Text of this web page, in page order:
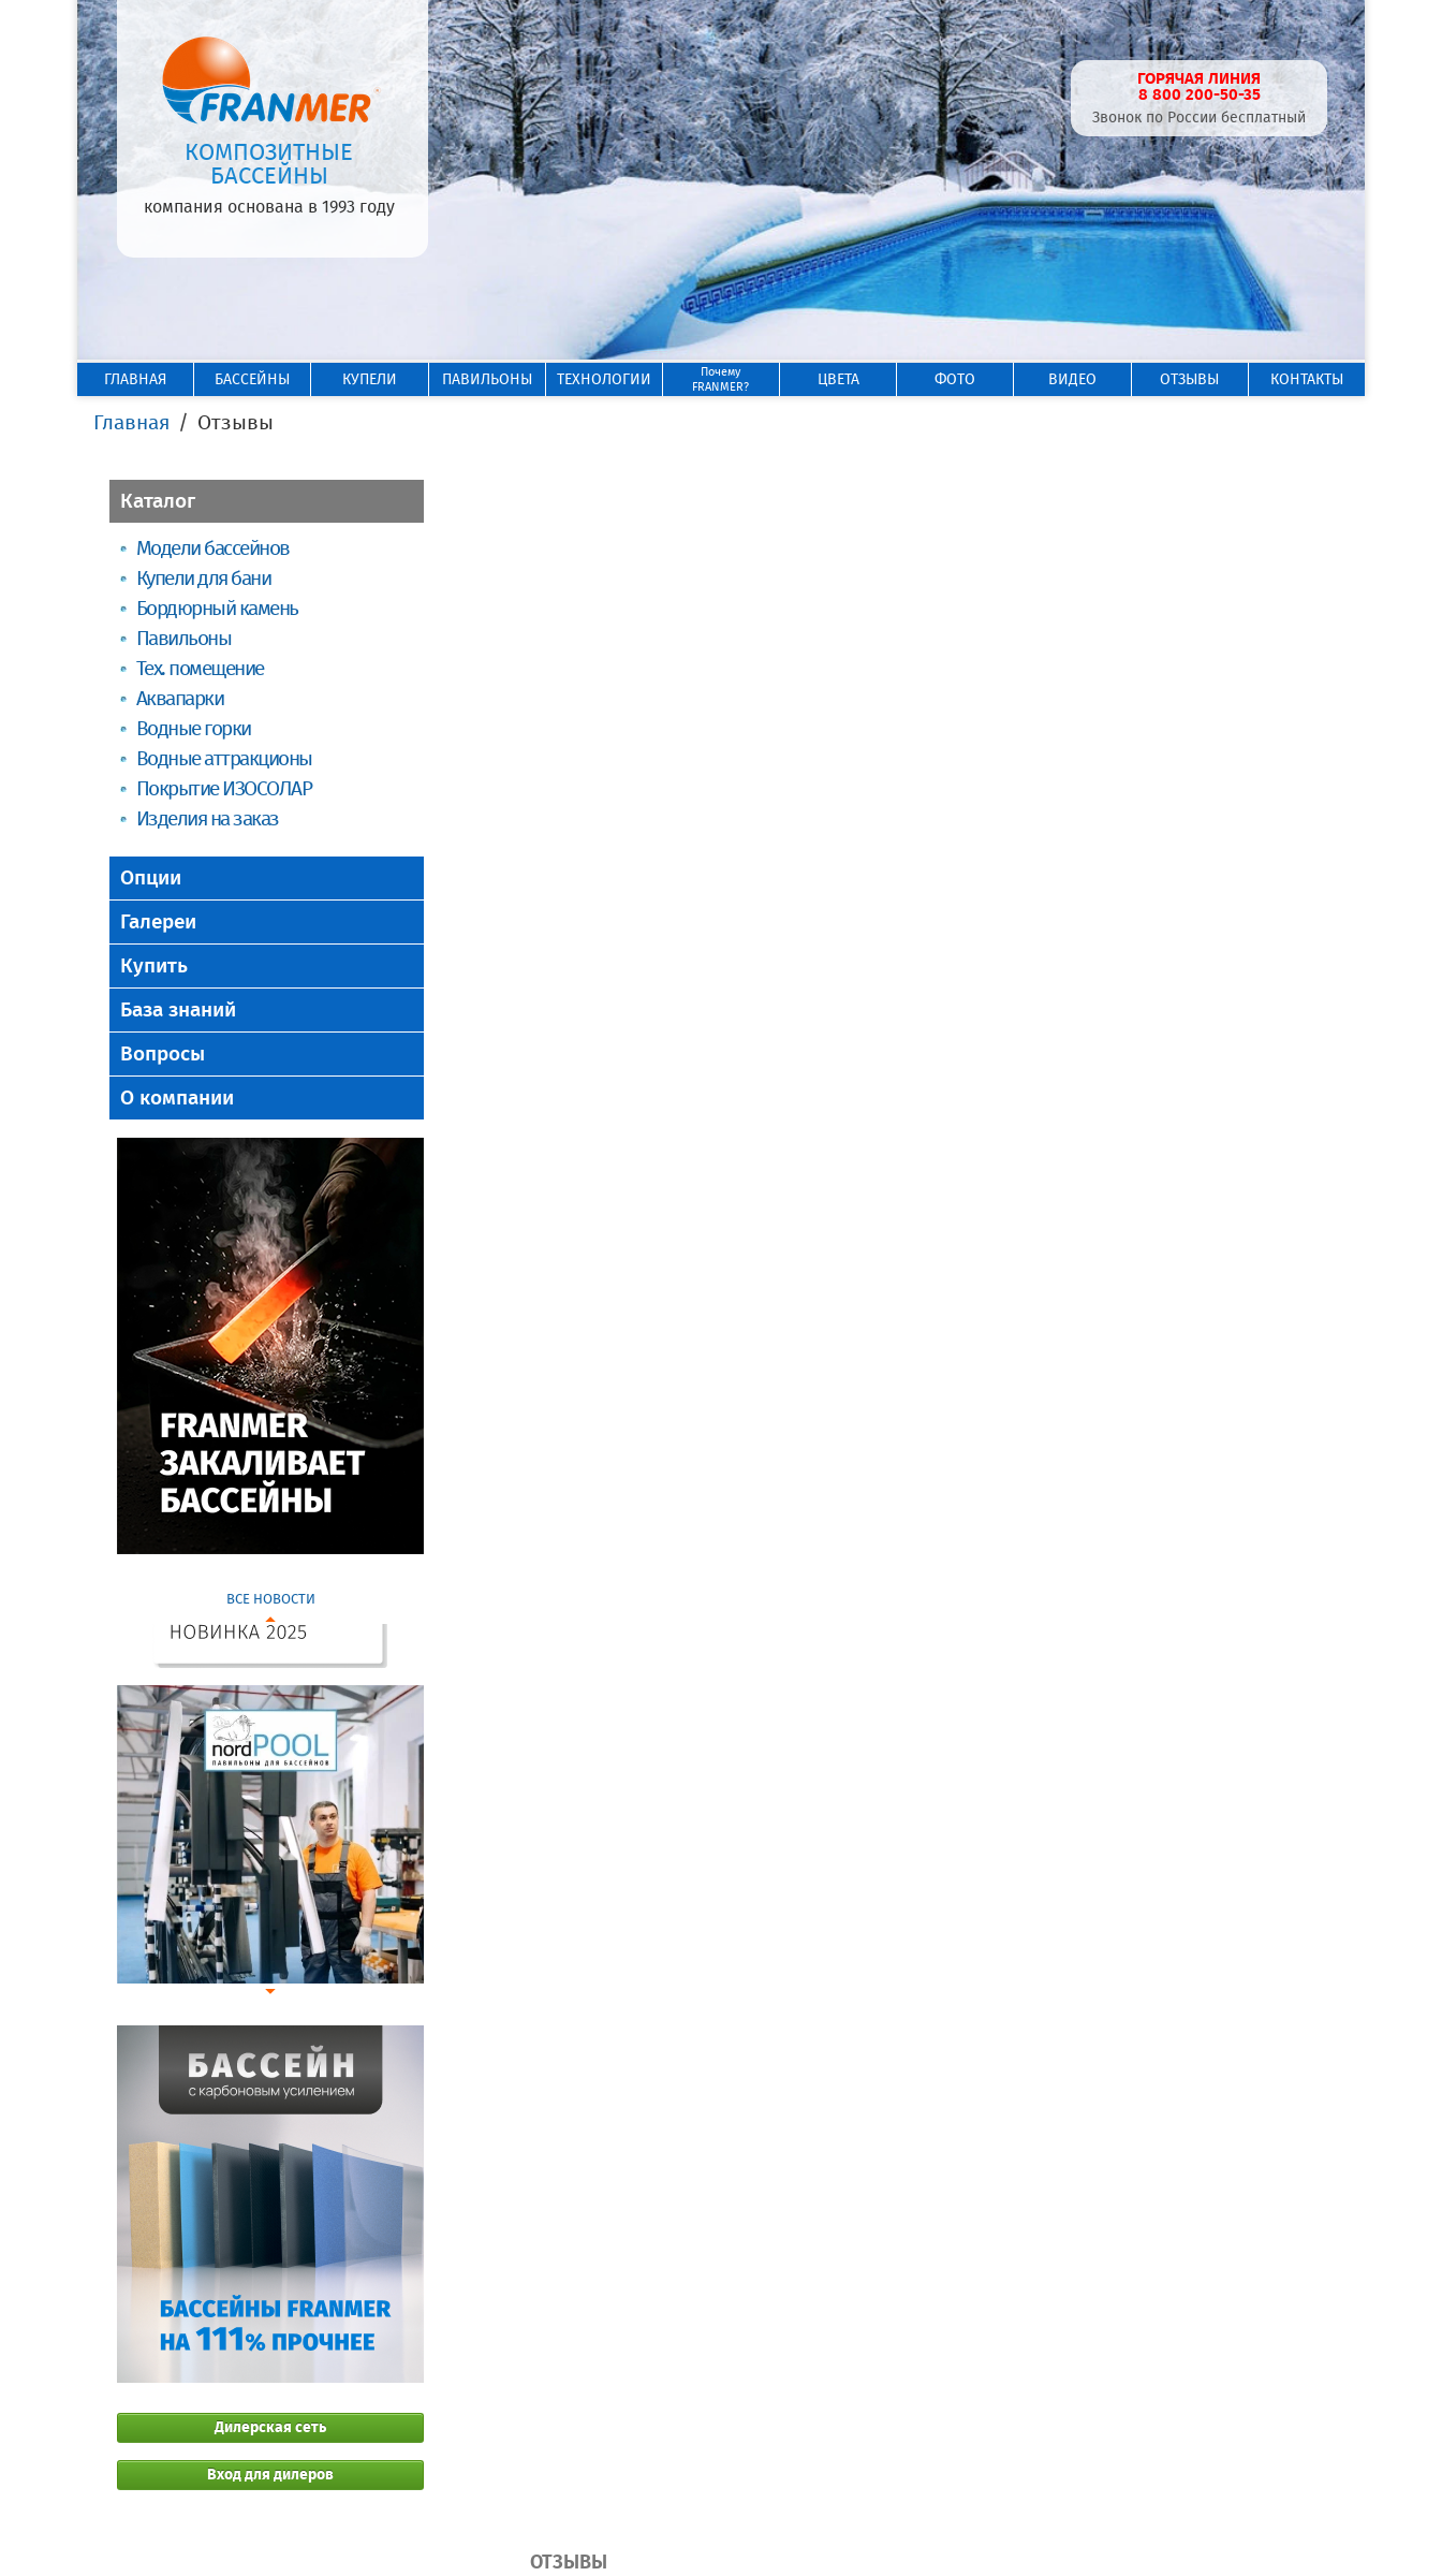
КОМПОЗИТНЫЕ
БАССЕЙНЫ
компания основана в 1993 году
ГОРЯЧАЯ ЛИНИЯ
8 800 200-50-35
Звонок по России бесплатный
ГЛАВНАЯ БАССЕЙНЫ КУПЕЛИ ПАВИЛЬОНЫ ТЕХНОЛОГИИ
Почему
FRANMER?
ЦВЕТА ФОТО ВИДЕО ОТЗЫВЫ КОНТАКТЫ
Главная Отзывы
Каталог
Модели бассейнов
Купели для бани
Бордюрный камень
Павильоны
Тех. помещение
Аквапарки
Водные горки
Водные аттракционы
Покрытие ИЗОСОЛАР
Изделия на заказ
Опции
Галереи
Купить
База знаний
Вопросы
О компании
ВСЕ НОВОСТИ
Дилерская сеть
Вход для дилеров
ОТЗЫВЫ